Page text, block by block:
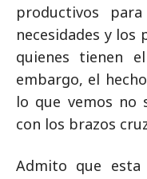
productivos
necesidades y
quienes tienen
embargo, el
lo que vemos no
con los brazos
Admito que